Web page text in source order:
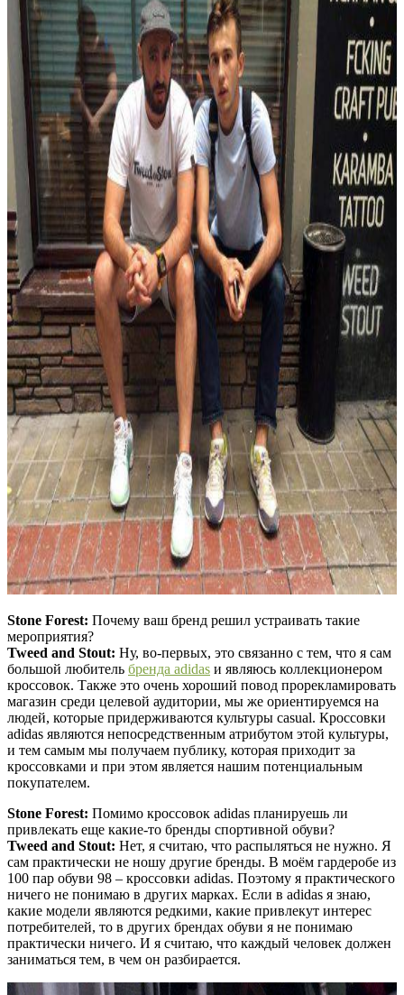
Stone Forest: Почему ваш бренд решил устраивать такие
мероприятия?
Tweed and Stout: Ну, во-первых, это связанно с тем, что я сам
большой любитель бренда adidas и являюсь коллекционером
кроссовок. Также это очень хороший повод прорекламировать
магазин среди целевой аудитории, мы же ориентируемся на
людей, которые придерживаются культуры casual. Кроссовки
adidas являются непосредственным атрибутом этой культуры,
и тем самым мы получаем публику, которая приходит за
кроссовками и при этом является нашим потенциальным
покупателем.
Stone Forest: Помимо кроссовок adidas планируешь ли
привлекать еще какие-то бренды спортивной обуви?
Tweed and Stout: Нет, я считаю, что распыляться не нужно. Я
сам практически не ношу другие бренды. В моём гардеробе из
100 пар обуви 98 – кроссовки adidas. Поэтому я практического
ничего не понимаю в других марках. Если в adidas я знаю,
какие модели являются редкими, какие привлекут интерес
потребителей, то в других брендах обуви я не понимаю
практически ничего. И я считаю, что каждый человек должен
заниматься тем, в чем он разбирается.